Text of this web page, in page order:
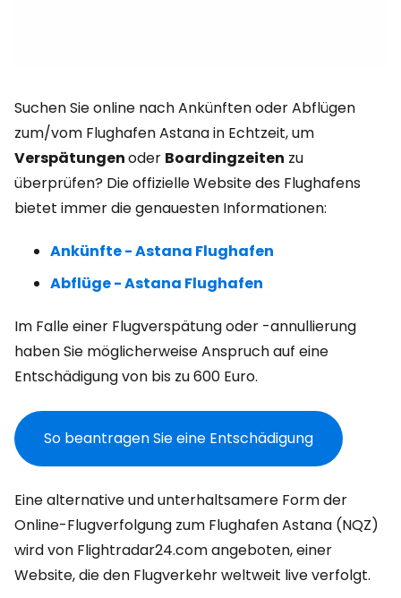
Suchen Sie online nach Ankünften oder Abflügen
zum/vom Flughafen Astana in Echtzeit, um
Verspätungenoder Boardingzeiten zu
überprüfen? Die offizielle Website des Flughafens
bietet immer die genauesten Informationen:
Ankünfte - Astana Flughafen
Abflüge - Astana Flughafen
Im Falle einer Flugverspätung oder -annullierung
haben Sie möglicherweise Anspruch auf eine
Entschädigung von bis zu 600 Euro.
So beantragen Sie eine Entschädigung
Eine alternative und unterhaltsamere Form der
Online-Flugverfolgung zum Flughafen Astana (NQZ)
wird von Flightradar24.com angeboten, einer
Website, die den Flugverkehr weltweit live verfolgt.